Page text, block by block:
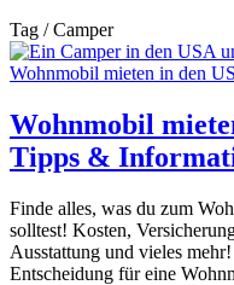
Tag / Camper
Wohnmobil
Tipps &
Finde alles, was du zum
solltest! Kosten,
Ausstattung und vieles
Entscheidung für eine